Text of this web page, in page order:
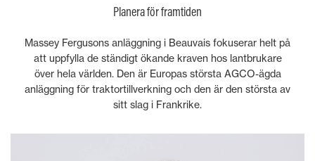
Planera för framtiden
Massey Fergusons anläggning i Beauvais fokuserar helt på
att uppfylla de ständigt ökande kraven hos lantbrukare
över hela världen. Den är Europas största AGCO-ägda
anläggning för traktortillverkning och den är den största av
sitt slag i Frankrike.